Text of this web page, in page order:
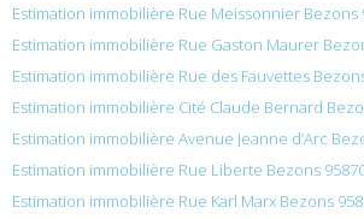
Estimation immobilière Rue Meissonnier Bezons
Estimation immobilière Rue Gaston Maurer
Estimation immobilière Rue des Fauvettes
Estimation immobilière Cité Claude Bernard
Estimation immobilière Avenue Jeanne d’Arc
Estimation immobilière Rue Liberte Bezons
Estimation immobilière Rue Karl Marx Bezons